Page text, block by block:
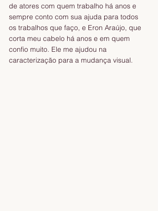
de atores com quem trabalho há anos e
sempre conto com sua ajuda para todos
os trabalhos que faço, e Eron Araújo, que
corta meu cabelo há anos e em quem
confio muito. Ele me ajudou na
caracterização para a mudança visual.